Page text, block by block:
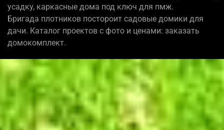
усадку, каркасные дома под ключ для пмж.
Бригада плотников постороит садовые домики для
дачи. Каталог проектов с фото и ценами: заказать
домокомплект.